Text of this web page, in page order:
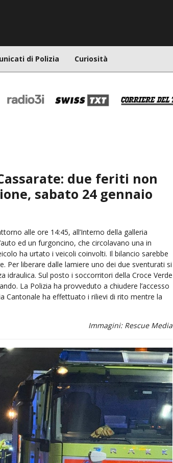
di Polizia Curiosità
due feriti non
sabato 24 gennaio
alle ore 14:45, all’Interno della galleria
ed un furgoncino, che circolavano una in
ha urtato i veicoli coinvolti. Il bilancio sarebbe
Per liberare dalle lamiere uno dei due sventurati si
idraulica. Sul posto i soccorritori della Croce Verde
La Polizia ha provveduto a chiudere l’accesso
Cantonale ha effettuato i rilievi di rito mentre la
Immagini: Rescue Media